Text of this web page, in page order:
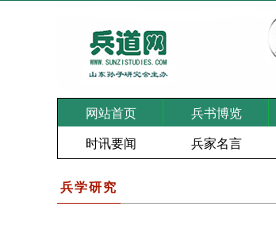
网站首页 兵书博览
时讯要闻 兵家名言
兵学研究